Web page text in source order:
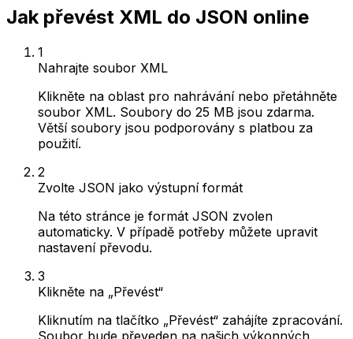
Jak převést XML do JSON online
1
Nahrajte soubor XML
Klikněte na oblast pro nahrávání nebo přetáhněte
soubor XML. Soubory do 25 MB jsou zdarma.
Větší soubory jsou podporovány s platbou za
použití.
2
Zvolte JSON jako výstupní formát
Na této stránce je formát JSON zvolen
automaticky. V případě potřeby můžete upravit
nastavení převodu.
3
Klikněte na „Převést“
Kliknutím na tlačítko „Převést“ zahájíte zpracování.
Soubor bude převeden na našich výkonných